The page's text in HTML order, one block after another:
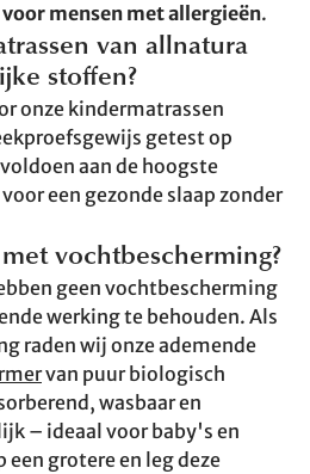
mensen met allergieën.
van allnatura
stoffen?
onze kindermatrassen
getest op
aan de hoogste
een gezonde slaap zonder
vochtbescherming?
geen vochtbescherming
werking te behouden. Als
raden wij onze ademende
van puur biologisch
wasbaar en
– ideaal voor baby's en
een grotere en leg deze